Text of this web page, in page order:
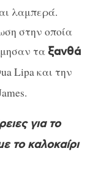
λαμπερά.
στην οποία
τα ξανθά
Lipa και την
για το
το καλοκαίρι